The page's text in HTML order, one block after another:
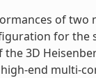
of two
for
3D
end multi-